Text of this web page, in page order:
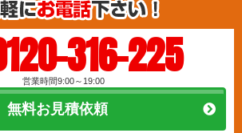
316-225
営業時間9:00～19:00
無料お見積依頼